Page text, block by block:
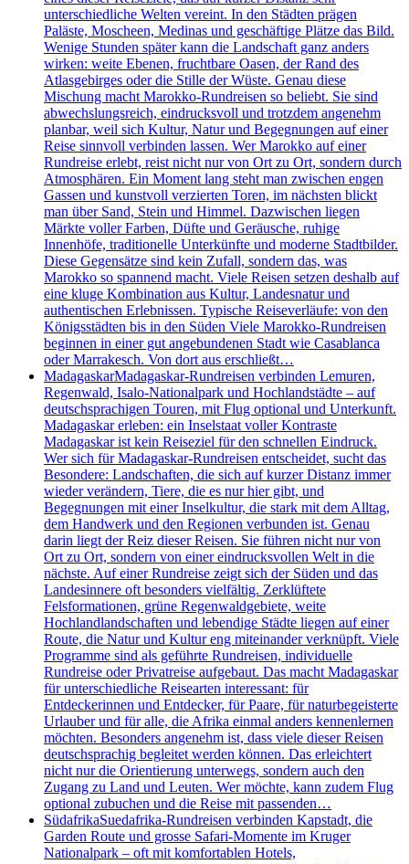
unterschiedliche Welten vereint. In den Städten prägen
Paläste, Moscheen, Medinas und geschäftige Plätze das Bild.
Wenige Stunden später kann die Landschaft ganz anders
wirken: weite Ebenen, fruchtbare Oasen, der Rand des
Atlasgebirges oder die Stille der Wüste. Genau diese
Mischung macht Marokko-Rundreisen so beliebt. Sie sind
abwechslungsreich, eindrucksvoll und trotzdem angenehm
planbar, weil sich Kultur, Natur und Begegnungen auf einer
Reise sinnvoll verbinden lassen. Wer Marokko auf einer
Rundreise erlebt, reist nicht nur von Ort zu Ort, sondern durch
Atmosphären. Ein Moment lang steht man zwischen engen
Gassen und kunstvoll verzierten Toren, im nächsten blickt
man über Sand, Stein und Himmel. Dazwischen liegen
Märkte voller Farben, Düfte und Geräusche, ruhige
Innenhöfe, traditionelle Unterkünfte und moderne Stadtbilder.
Diese Gegensätze sind kein Zufall, sondern das, was
Marokko so spannend macht. Viele Reisen setzen deshalb auf
eine kluge Kombination aus Kultur, Landesnatur und
authentischen Erlebnissen. Typische Reiseverläufe: von den
Königsstädten bis in den Süden Viele Marokko-Rundreisen
beginnen in einer gut angebundenen Stadt wie Casablanca
oder Marrakesch. Von dort aus erschließt…
MadagaskarMadagaskar-Rundreisen verbinden Lemuren,
Regenwald, Isalo-Nationalpark und Hochlandstädte – auf
deutschsprachigen Touren, mit Flug optional und Unterkunft.
Madagaskar erleben: ein Inselstaat voller Kontraste
Madagaskar ist kein Reiseziel für den schnellen Eindruck.
Wer sich für Madagaskar-Rundreisen entscheidet, sucht das
Besondere: Landschaften, die sich auf kurzer Distanz immer
wieder verändern, Tiere, die es nur hier gibt, und
Begegnungen mit einer Inselkultur, die stark mit dem Alltag,
dem Handwerk und den Regionen verbunden ist. Genau
darin liegt der Reiz dieser Reisen. Sie führen nicht nur von
Ort zu Ort, sondern von einer eindrucksvollen Welt in die
nächste. Auf einer Rundreise zeigt sich der Süden und das
Landesinnere oft besonders vielfältig. Zerklüftete
Felsformationen, grüne Regenwaldgebiete, weite
Hochlandlandschaften und lebendige Städte liegen auf einer
Route, die Natur und Kultur eng miteinander verknüpft. Viele
Programme sind als geführte Rundreisen, individuelle
Rundreise oder Privatreise aufgebaut. Das macht Madagaskar
für unterschiedliche Reisearten interessant: für
Entdeckerinnen und Entdecker, für Paare, für naturbegeisterte
Urlauber und für alle, die Afrika einmal anders kennenlernen
möchten. Besonders angenehm ist, dass viele dieser Reisen
deutschsprachig begleitet werden können. Das erleichtert
nicht nur die Orientierung unterwegs, sondern auch den
Zugang zu Land und Leuten. Wer möchte, kann zudem Flug
optional zubuchen und die Reise mit passenden…
SüdafrikaSuedafrika-Rundreisen verbinden Kapstadt, die
Garden Route und grosse Safari-Momente im Kruger
Nationalpark – oft mit komfortablen Hotels,